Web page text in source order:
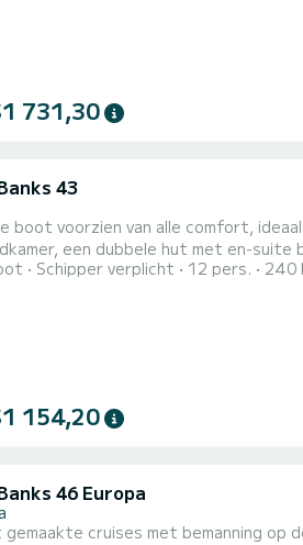
731,30
43
boot voorzien van alle comfort,
een dubbele hut met en-
en teder.
Schipper verplicht 12 pers. 240
154,20
46 Europa
gemaakte cruises met bemanning op